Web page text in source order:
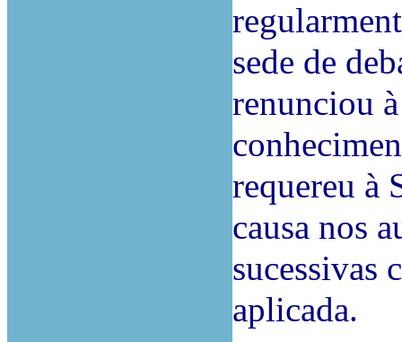
sede de
renunciou
requereu à
causa nos
sucessivas
aplicada.